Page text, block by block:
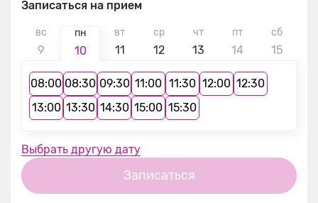
Записаться на прием
вс
9
пн
10
вт
11
ср
12
чт
13
пт
14
сб
15
08:00 08:30 09:30 11:00 11:30 12:00 12:30
13:00 13:30 14:30 15:00 15:30
Выбрать другую дату
Записаться